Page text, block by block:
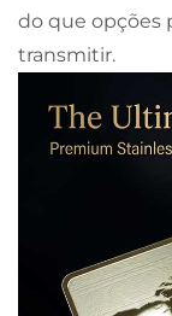
do que opções
transmitir.